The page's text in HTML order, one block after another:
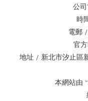
公
時
電郵
官
地址 / 新北市汐止區
本網站由